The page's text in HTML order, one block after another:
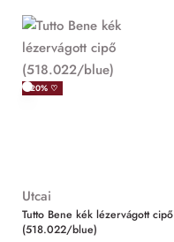
-20% ♡
Utcai
Tutto Bene kék lézervágott cipő
(518.022/blue)